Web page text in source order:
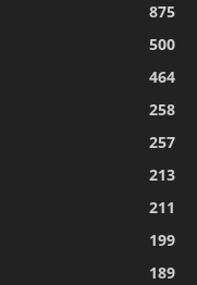
875
500
464
258
257
213
211
199
189